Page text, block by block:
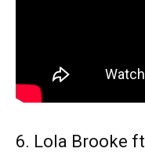
6. Lola Brooke